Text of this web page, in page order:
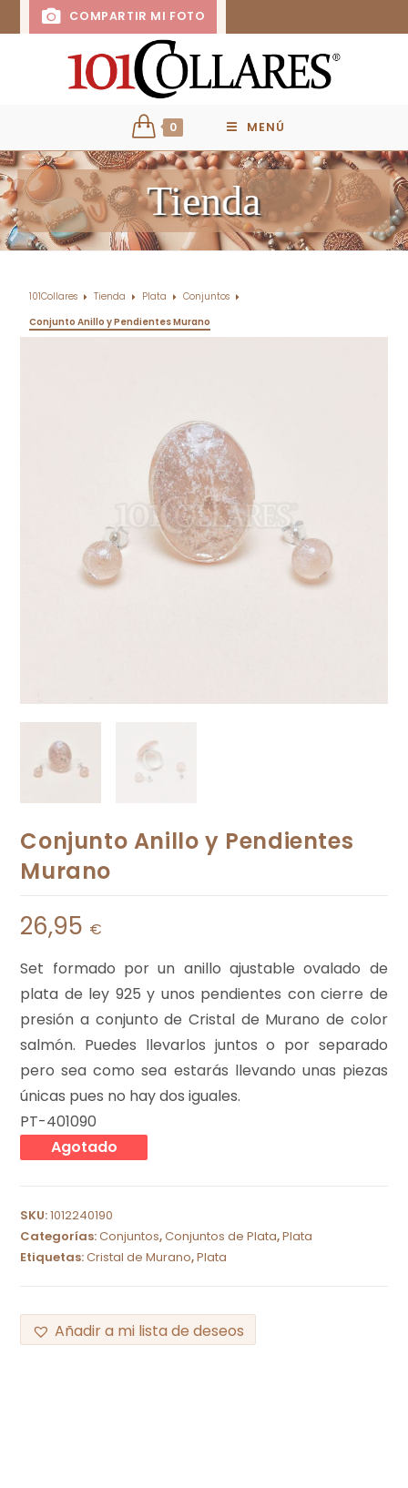
COMPARTIR MI FOTO
0 MENÚ
Tienda
101Collares Tienda Plata
Conjuntos
Conjunto Anillo y Pendientes Murano
Conjunto Anillo y Pendientes
Murano
26,95 €
Set formado por un anillo ajustable ovalado de
plata de ley 925 y unos pendientes con cierre de
presión a conjunto de Cristal de Murano de color
salmón. Puedes llevarlos juntos o por separado
pero sea como sea estarás llevando unas piezas
únicas pues no hay dos iguales.
PT-401090
Agotado
SKU:1012240190
Categorías:Conjuntos,Conjuntos de Plata,Plata
Etiquetas:Cristal de Murano,Plata
Añadir a mi lista de deseos